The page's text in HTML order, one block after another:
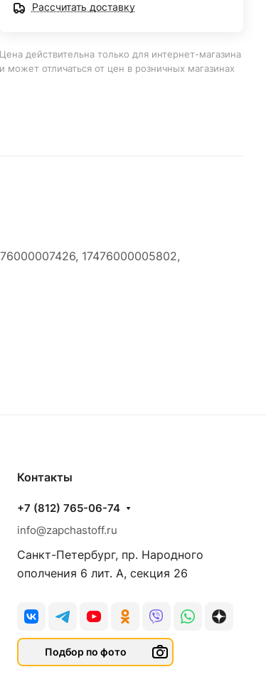
Рассчитать доставку
Цена действительна только для интернет-магазина
и может отличаться от цен в розничных магазинах
17476000005802,
Контакты
+7 (812) 765-06-74
info@zapchastoff.ru
Санкт-Петербург, пр. Народного
ополчения 6 лит. А, секция 26
Подбор по фото